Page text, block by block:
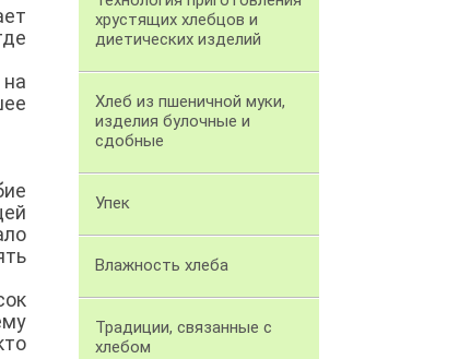
хрустящих хлебцов и
диетических изделий
Хлеб из пшеничной муки,
изделия булочные и
сдобные
Упек
Влажность хлеба
Традиции, связанные с
хлебом